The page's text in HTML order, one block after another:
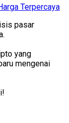
pasar
yang
mengenai